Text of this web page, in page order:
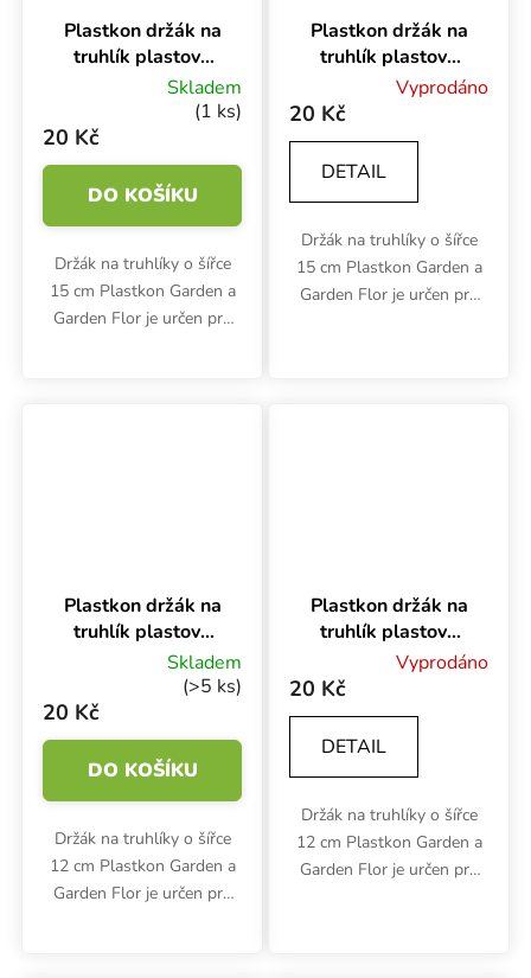
Plastkon držák na
truhlík plastový
Universal Hnědá,
15 cm na trubku
Skladem
(1 ks)
20 Kč
DO KOŠÍKU
Držák na truhlíky o šířce
15 cm Plastkon Garden a
Garden Flor je určen pro
Plastkon držák na
truhlík plastový
Universal Hnědá,
15 cm na hranu
Vyprodáno
20 Kč
DETAIL
Držák na truhlíky o šířce
15 cm Plastkon Garden a
Garden Flor je určen pro
Plastkon držák na
truhlík plastový
Universal
Terakota, 12 cm
Skladem
(>5 ks)
20 Kč
DO KOŠÍKU
Držák na truhlíky o šířce
12 cm Plastkon Garden a
Garden Flor je určen pro
Plastkon držák na
truhlík plastový
Universal Hnědá,
12 cm na trubku
Vyprodáno
20 Kč
DETAIL
Držák na truhlíky o šířce
12 cm Plastkon Garden a
Garden Flor je určen pro